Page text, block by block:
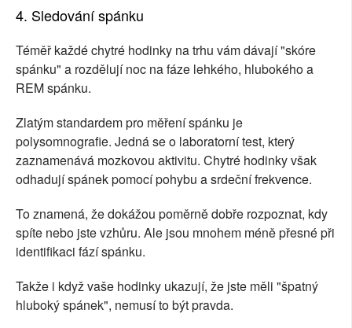
4. Sledování spánku
Téměř každé chytré hodinky na trhu vám dávají "skóre
spánku" a rozdělují noc na fáze lehkého, hlubokého a
REM spánku.
Zlatým standardem pro měření spánku je
polysomnografie. Jedná se o laboratorní test, který
zaznamenává mozkovou aktivitu. Chytré hodinky však
odhadují spánek pomocí pohybu a srdeční frekvence.
To znamená, že dokážou poměrně dobře rozpoznat, kdy
spíte nebo jste vzhůru. Ale jsou mnohem méně přesné při
identifikaci fází spánku.
Takže i když vaše hodinky ukazují, že jste měli "špatný
hluboký spánek", nemusí to být pravda.